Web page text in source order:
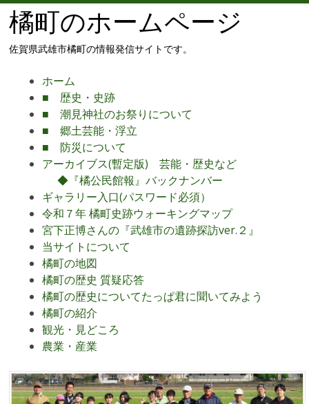
橘町のホームページ
佐賀県武雄市橘町の情報発信サイトです。
ホーム
■ 歴史・史跡
■ 潮見神社のお祭りについて
■ 郷土芸能・浮立
■ 防災について
アーカイブス(暫定版) 芸能・歴史など
◆『橘公民館報』バックナンバー
ギャラリー入口(パスワード必須）
令和７年 橘町史跡ウォーキングマップ
宮下正博さんの『武雄市の遺跡探訪ver.２』
当サイトについて
橘町の地図
橘町の歴史 質疑応答
橘町の歴史についてたっぱ君に聞いてみよう
橘町の紹介
観光・見どころ
農業・産業